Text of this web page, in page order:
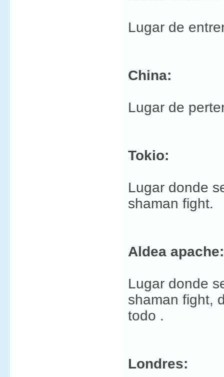
Lugar de
China:
Lugar de
Tokio:
Lugar donde
shaman fight.
Aldea apache:
Lugar donde
shaman fight,
todo .
Londres: